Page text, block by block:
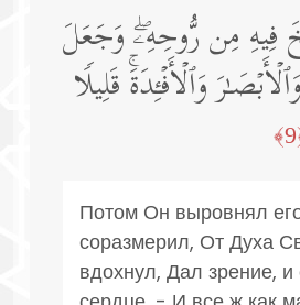
فِیهِ مِن رُّوحِهِۦۖ وَجَعَلَ
وَٱلۡأَفۡـِٔدَةَۚ قَلِیلࣰا
Потом Он выровнял
соразмерил, От Духа
вдохнул, Дал зрение, и